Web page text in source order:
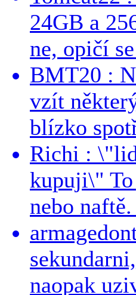
24GB a
ne, opičí
BMT20 :
vzít
blízko
Richi :
kupuji\" To
nebo
naopak